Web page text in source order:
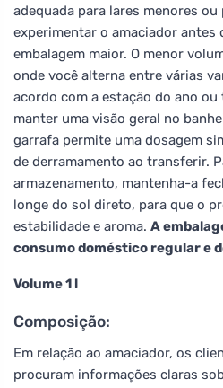
adequada para lares menores
experimentar o amaciador antes
embalagem maior. O menor
onde você alterna entre várias
acordo com a estação do ano ou
manter uma visão geral no
garrafa permite uma dosagem
de derramamento ao transferir.
armazenamento, mantenha-a
longe do sol direto, para que o
estabilidade e aroma. A
consumo doméstico regular e
Volume 1 l
Composição:
Em relação ao amaciador, os
procuram informações claras